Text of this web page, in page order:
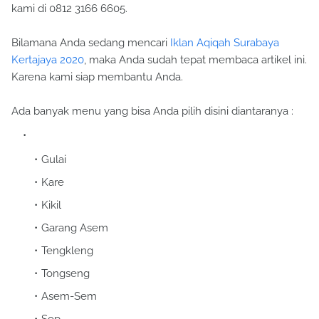
kami di 0812 3166 6605.
Bilamana Anda sedang mencari Iklan Aqiqah Surabaya
Kertajaya 2020 , maka Anda sudah tepat membaca artikel ini.
Karena kami siap membantu Anda.
Ada banyak menu yang bisa Anda pilih disini diantaranya :
Gulai
Kare
Kikil
Garang Asem
Tengkleng
Tongseng
Asem-Sem